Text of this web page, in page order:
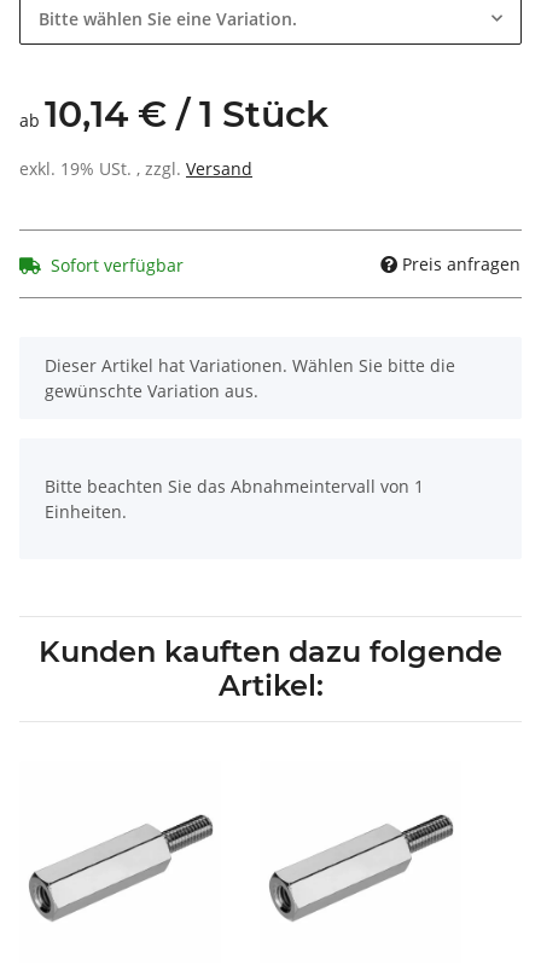
Bitte wählen Sie eine Variation.
ab 10,14 € / 1 Stück
exkl. 19% USt. , zzgl. Versand
Sofort verfügbar Preis anfragen
x
Dieser Artikel hat Variationen. Wählen Sie bitte die
gewünschte Variation aus.
Bitte beachten Sie das Abnahmeintervall von 1
Einheiten.
Kunden kauften dazu folgende
Artikel: